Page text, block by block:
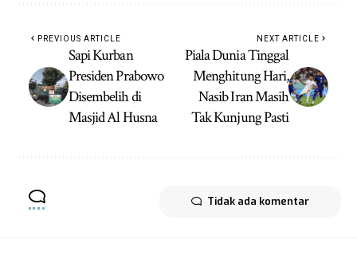
PREVIOUS ARTICLE
Sapi Kurban
Presiden Prabowo
Disembelih di
Masjid Al Husna
NEXT ARTICLE
Piala Dunia Tinggal
Menghitung Hari,
Nasib Iran Masih
Tak Kunjung Pasti
Tidak ada komentar